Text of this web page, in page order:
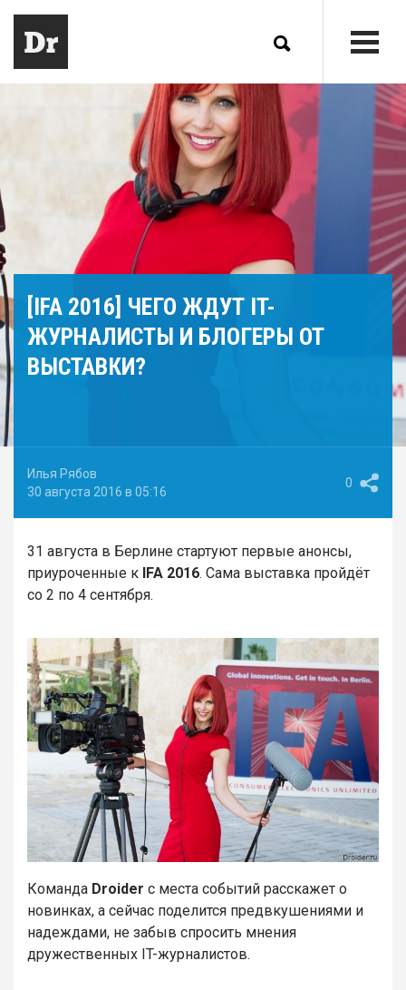
[IFA 2016] ЧЕГО ЖДУТ IT-
ЖУРНАЛИСТЫ И БЛОГЕРЫ ОТ
ВЫСТАВКИ?
Илья Рябов
30 августа 2016 в 05:16
0
31 августа в Берлине стартуют первые анонсы,
приуроченные к IFA 2016. Сама выставка пройдёт
со 2 по 4 сентября.
Команда Droider с места событий расскажет о
новинках, а сейчас поделится предвкушениями и
надеждами, не забыв спросить мнения
дружественных IT-журналистов.